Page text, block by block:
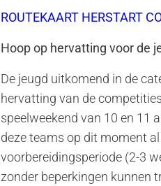
ROUTEKAART HERSTART
Hoop op hervatting voor de
De jeugd uitkomend in de
hervatting van de
speelweekend van 10 en 11
deze teams op dit moment
voorbereidingsperiode (2-3
zonder beperkingen kunnen